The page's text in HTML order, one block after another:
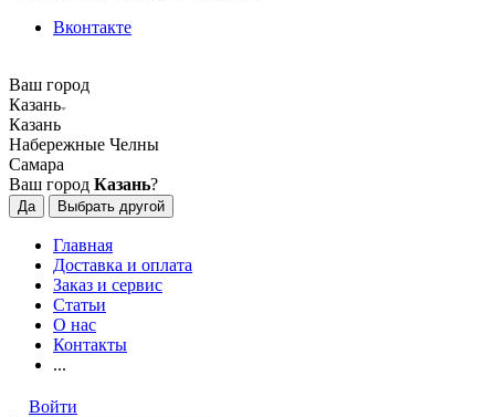
Вконтакте
Ваш город
Казань
Казань
Набережные Челны
Самара
Ваш город Казань?
Да Выбрать другой
Главная
Доставка и оплата
Заказ и сервис
Статьи
О нас
Контакты
...
Войти